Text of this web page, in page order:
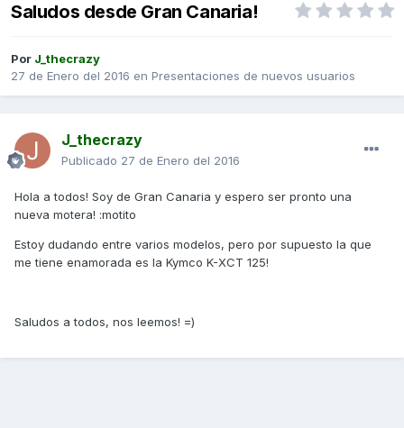
Saludos desde Gran Canaria!
Por J_thecrazy
27 de Enero del 2016 en Presentaciones de nuevos usuarios
J_thecrazy
Publicado 27 de Enero del 2016
Hola a todos! Soy de Gran Canaria y espero ser pronto una
nueva motera! :motito
Estoy dudando entre varios modelos, pero por supuesto la que
me tiene enamorada es la Kymco K-XCT 125!
Saludos a todos, nos leemos! =)